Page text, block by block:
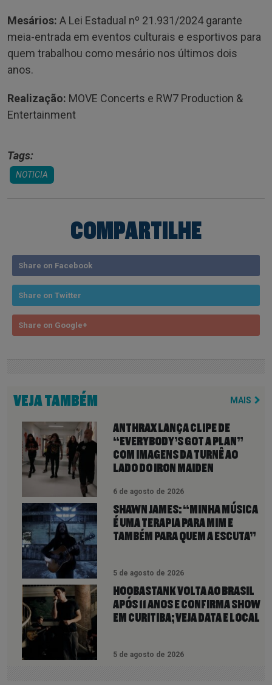
Mesários: A Lei Estadual nº 21.931/2024 garante
meia-entrada em eventos culturais e esportivos para
quem trabalhou como mesário nos últimos dois
anos.
Realização: MOVE Concerts e RW7 Production &
Entertainment
Tags:
NOTICIA
COMPARTILHE
Share on Facebook
Share on Twitter
Share on Google+
VEJA TAMBÉM MAIS
ANTHRAX LANÇA CLIPE DE
“EVERYBODY’S GOT A PLAN”
COM IMAGENS DA TURNÊ AO
LADO DO IRON MAIDEN
6 de agosto de 2026
SHAWN JAMES: “MINHA MÚSICA
É UMA TERAPIA PARA MIM E
TAMBÉM PARA QUEM A ESCUTA”
5 de agosto de 2026
HOOBASTANK VOLTA AO BRASIL
APÓS 11 ANOS E CONFIRMA SHOW
EM CURITIBA; VEJA DATA E LOCAL
5 de agosto de 2026